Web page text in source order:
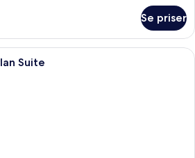
Se priser
Et moderne hotelværelse med en
Suite